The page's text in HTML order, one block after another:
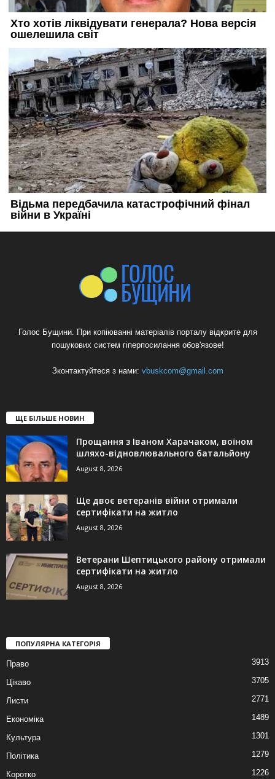
Голос Бущини. При копіюванні матеріалів порталу відкрите для
пошукових систем гіперпосилання обов'язове!
Зконтактуйтеся з нами: vbuskcom@gmail.com
ЩЕ БІЛЬШЕ НОВИН
Прощання з Іваном Харачаком, воїном
шляхо-відновлювального батальйону
August 8, 2026
Ще двоє ветеранів війни отримали
сертифікати на житло
August 8, 2026
Ветерани Шептицького району отримали
сертифікати на житло
August 8, 2026
ПОПУЛЯРНА КАТЕГОРІЯ
Право 3913
Цікаво 3705
Листи 2771
Економіка 1489
Культура 1301
Політика 1279
Коротко 1226